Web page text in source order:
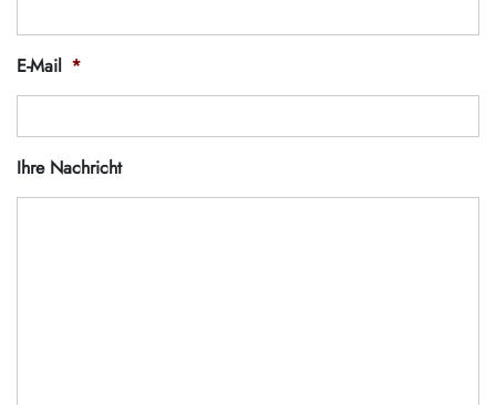
E-Mail *
Ihre Nachricht